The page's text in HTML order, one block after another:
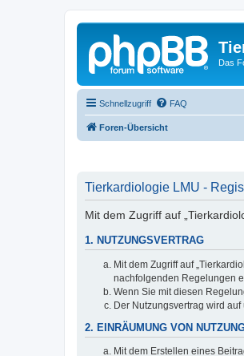
Das
Schnellzugriff FAQ
Foren-Übersicht
Tierkardiologie LMU -
Mit dem Zugriff auf
1. NUTZUNGSVERTRAG
Mit dem Zugriff auf
nachfolgenden Regelungen
Wenn Sie mit diesen
Der Nutzungsvertrag wird
2. EINRÄUMUNG VON
Mit dem Erstellen eines